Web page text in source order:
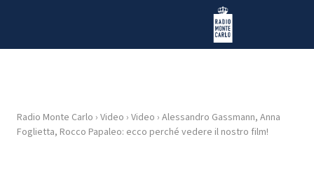
Radio Monte Carlo
HOME
Radio Monte Carlo › Video › Video › Alessandro Gassmann, Anna
Foglietta, Rocco Papaleo: ecco perché vedere il nostro film!